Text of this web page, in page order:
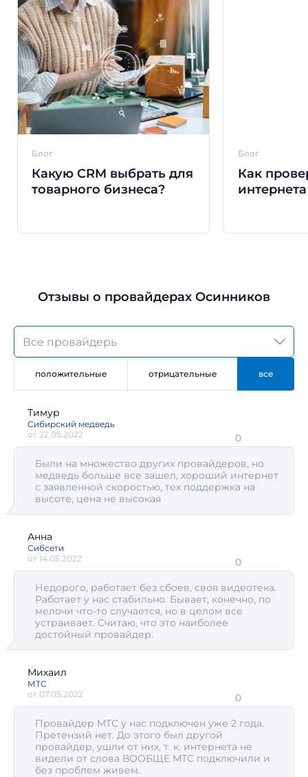
Блог
Какую CRM выбрать для
товарного бизнеса?
Блог
Как
интернета
Отзывы о провайдерах Осинников
положительные отрицательные все
0
Были на множество других провайдеров, но
медведь больше все зашел, хороший интернет
с заявленной скоростью, тех поддержка на
высоте, цена не высокая
Тимур
Сибирский медведь
от 22.05.2022
0
Недорого, работает без сбоев, своя видеотека.
Работает у нас стабильно. Бывает, конечно, по
мелочи что-то случается, но в целом все
устраивает. Считаю, что это наиболее
достойный провайдер.
Анна
Сибсети
от 14.05.2022
0
Провайдер МТС у нас подключен уже 2 года.
Претензий нет. До этого был другой
провайдер, ушли от них, т. к. интернета не
видели от слова ВООБЩЕ МТС подключили и
без проблем живем.
Михаил
МТС
от 07.05.2022